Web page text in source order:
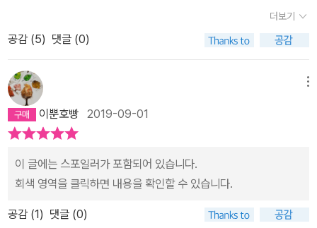
두 영생에실패할 수밖에 없다. 그것이 인간의 운명이다. 대신 영생하
고자하는 인간의 욕망은 무덤을 만들었고, 우리는 그를 통하여 삶에
대해 더 배우게 된다. 영원을 향한 인간의 마지막 바람과 체념이 녹아
있는 기념물이 바로 무덤이다.================== 1. 이
책은 그렇게 알게 된 옛사람들의 문화들을 이야기해주는데, 무덤 속
에 남겨진 토기 속의 찌꺼기를 분석하여 그들이 맥주를 만들어먹었다
는 것을 알았고, 그들이 남긴 악기를 통해서 그들이 어떤 음악을 즐겼
는지도 알게 되었단다. 먼 과거의 인간 생활에서도 음악은 큰 비중을
차지하고 있었다는데, 그것은박물관의 영어 단어인 museum이 음악
m의 어원이 음악의 여신에서 유래되었다는 것은 아빠는이번에 처음
된다. 부장품을 넣는 것도 그런 것이고 양식도 그런면이 있다. 한국의
독무덤은 주로 어린아이를 묻었는데 항이라가 자궁을 의미한다는 점
는데 나무가 하늘로 자라는 것처럼 죽은 사람 역시 하늘로 올라가길
바라는 마음에서였다. 아이의 경우는 독무덤처럼 나무의 공동안에 묻
었으며 자리가 모자라면 더 파내기도 했다. 또한 죽은 사람의 관을 마
치 열마처럼 나무에 매달기도 했다. 사람이 죽으면 임사체험이란걸
나타난다. 이 체험에 문화가 기저작용을 한다면 나비는 죽음과 관련
하여 동서양에 상징하는 바가 있다고 볼 수 있다. 실제로 나비는 애벌
레어서 번데기를 거쳐 다시태어나는 느낌을 주는 생명체이므로 죽은
다. 가장 거슬리는 것은, 챕터 말미에 뜬금없이 나오는, 무언가 고고학
을 통한 인생에의 깨달음을 말하고 싶어하는 듯 한 그런 문장들이, 자
연스럽게 다가서지 않는다.그래도 이런저런 발굴담에 관심이 있다면
가볍게는 읽어볼만한 책이라는 생각은 들었다.
더보기
공감 (5) 댓글 (0)
이뿐호빵 2019-09-01
이 글에는 스포일러가 포함되어 있습니다.
회색 영역을 클릭하면 내용을 확인할 수 있습니다.
공감 (1) 댓글 (0)